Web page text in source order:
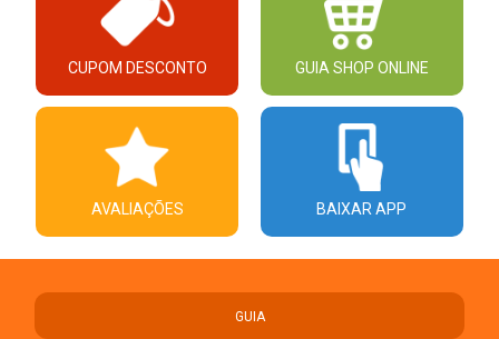
CUPOM DESCONTO GUIA SHOP ONLINE
AVALIAÇÕES BAIXAR APP
GUIA